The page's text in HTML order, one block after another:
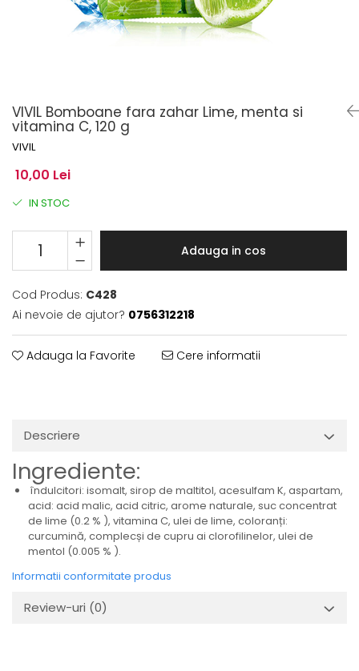
VIVIL Bomboane fara zahar Lime, menta si
vitamina C, 120 g
VIVIL
10,00 Lei
IN STOC
Adauga in cos
Cod Produs: C428
Ai nevoie de ajutor? 0756312218
Adauga la Favorite Cere informatii
Descriere
Ingrediente:
îndulcitori: isomalt, sirop de maltitol, acesulfam K, aspartam,
acid: acid malic, acid citric, arome naturale, suc concentrat
de lime (0.2 % ), vitamina C, ulei de lime, coloranți:
curcumină, complecși de cupru ai clorofilinelor, ulei de
mentol (0.005 % ).
Informatii conformitate produs
Review-uri (0)